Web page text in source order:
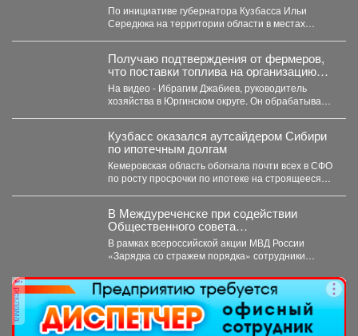
По инициативе губернатора Кузбасса Ильи
Середюка на территории области в местах
Получаю подтверждения от фермеров,
что поставки топлива на организацию
уборочной кампании уже начались.
На видео - Ибрагим Джабиев, руководитель
хозяйства в Юргинском округе. Он обрабатывает
Кузбасс оказался аутсайдером Сибири
по ипотечным долгам
Кемеровская область обогнала почти всех в СФО
по росту просрочки по ипотеке на строящееся
В Междуреченске при содействии
Общественного совета
полицейские провели утреннюю зарядку
для детей из лагеря дневного
пребывания
В рамках всероссийской акции МВД России
«Зарядка со стражем порядка» сотрудники
реклама